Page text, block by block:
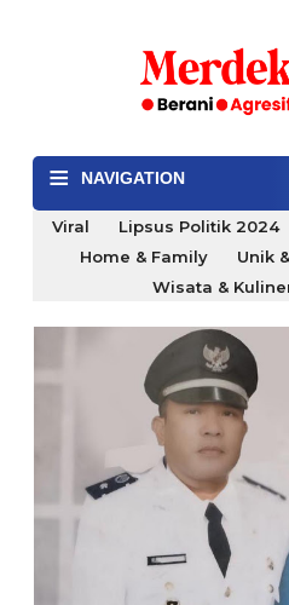
≡ NAVIGATION
Viral Lipsus Politik 2024
Home & Family
Unik
Wisata &